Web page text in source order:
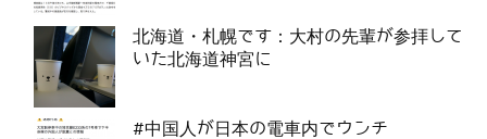
北海道・札幌です：大村の先輩が参拝して
いた北海道神宮に
#中国人が日本の電車内でウンチ